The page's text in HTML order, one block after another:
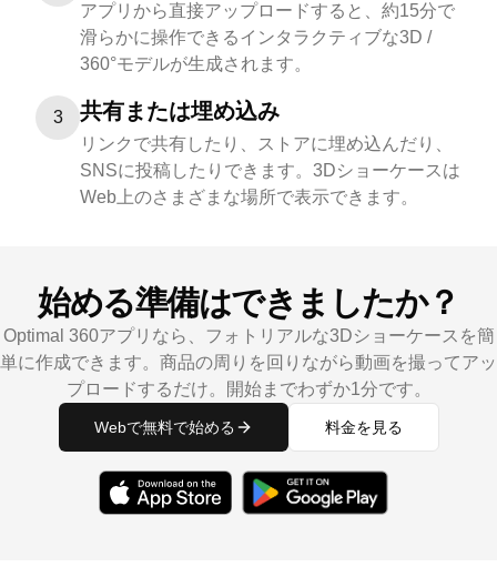
アプリから直接アップロードすると、約15分で
滑らかに操作できるインタラクティブな3D /
360°モデルが生成されます。
3 共有または埋め込み
リンクで共有したり、ストアに埋め込んだり、
SNSに投稿したりできます。3Dショーケースは
Web上のさまざまな場所で表示できます。
始める準備はできましたか？
Optimal 360アプリなら、フォトリアルな3Dショーケースを簡
単に作成できます。商品の周りを回りながら動画を撮ってアッ
プロードするだけ。開始までわずか1分です。
Webで無料で始める 料金を見る